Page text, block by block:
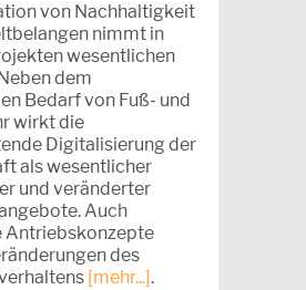
von Nachhaltigkeit
nimmt in
wesentlichen
dem
Bedarf von Fuß- und
wirkt die
Digitalisierung der
als wesentlicher
und veränderter
Auch
Antriebskonzepte
des
[mehr...].